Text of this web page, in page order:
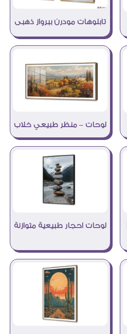
تابلوهات مودرن ببرواز ذهبى
لوحات – منظر طبيعي خلاب
لوحات احجار طبيعية متوازنة